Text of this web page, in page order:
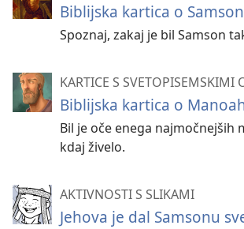
Biblijska kartica o
Spoznaj, zakaj je bil Samson
KARTICE S SVETOPISEMSKIMI
Biblijska kartica o
Bil je oče enega najmočnejših
kdaj živelo.
AKTIVNOSTI S SLIKAMI
Jehova je dal Samsonu